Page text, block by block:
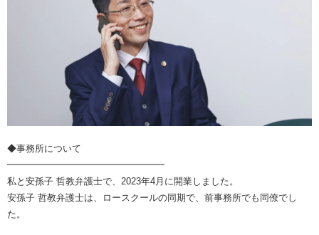
◆事務所について
━━━━━━━━━━━━━━━━━
私と安孫子 哲教弁護士で、2023年4月に開業しました。
安孫子 哲教弁護士は、ロースクールの同期で、前事務所でも同僚でし
た。